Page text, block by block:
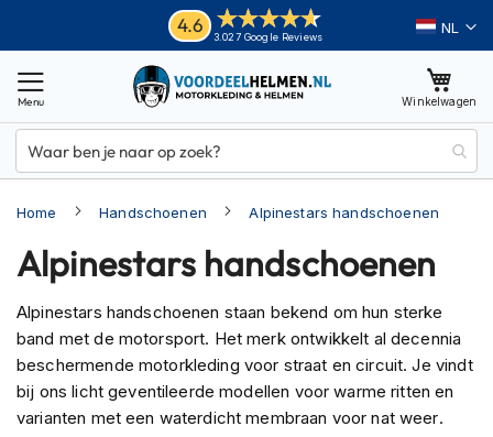
4.6
3.027 Google Reviews
Ga
naar
inhoud
Taal
Winkelwagen
M
o
t
o
h
l
e
n
A
d
v
e
n
t
Home Handschoenen Alpinestars handschoenen
Alpinestars handschoenen
Alpinestars handschoenen staan bekend om hun sterke
band met de motorsport. Het merk ontwikkelt al decennia
beschermende motorkleding voor straat en circuit. Je vindt
bij ons licht geventileerde modellen voor warme ritten en
varianten met een waterdicht membraan voor nat weer.